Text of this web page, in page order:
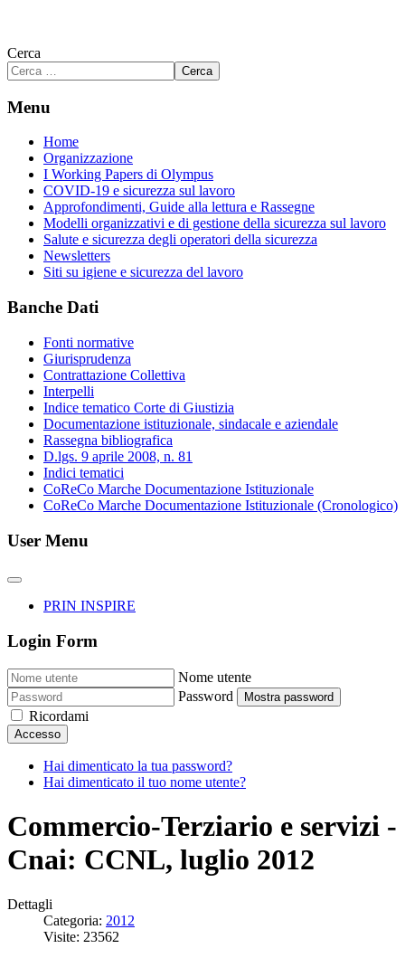
Cerca
Cerca
Menu
Home
Organizzazione
I Working Papers di Olympus
COVID-19 e sicurezza sul lavoro
Approfondimenti, Guide alla lettura e Rassegne
Modelli organizzativi e di gestione della sicurezza sul lavoro
Salute e sicurezza degli operatori della sicurezza
Newsletters
Siti su igiene e sicurezza del lavoro
Banche Dati
Fonti normative
Giurisprudenza
Contrattazione Collettiva
Interpelli
Indice tematico Corte di Giustizia
Documentazione istituzionale, sindacale e aziendale
Rassegna bibliografica
D.lgs. 9 aprile 2008, n. 81
Indici tematici
CoReCo Marche Documentazione Istituzionale
CoReCo Marche Documentazione Istituzionale (Cronologico)
User Menu
PRIN INSPIRE
Login Form
Nome utente
Password
Mostra password
Ricordami
Accesso
Hai dimenticato la tua password?
Hai dimenticato il tuo nome utente?
Commercio-Terziario e servizi -
Cnai: CCNL, luglio 2012
Dettagli
Categoria: 2012
Visite: 23562